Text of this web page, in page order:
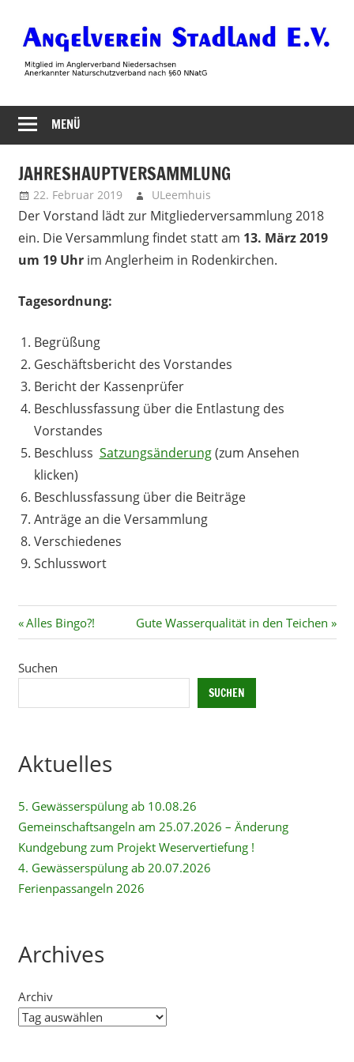
Inhalt
springen
Angelverein
Stadland
MENÜ
JAHRESHAUPTVERSAMMLUNG
22. Februar 2019 ULeemhuis
Der Vorstand lädt zur Mitgliederversammlung 2018
ein. Die Versammlung findet statt am 13. März 2019
um 19 Uhrim Anglerheim in Rodenkirchen.
Tagesordnung:
Begrüßung
Geschäftsbericht des Vorstandes
Bericht der Kassenprüfer
Beschlussfassung über die Entlastung des
Vorstandes
Beschluss Satzungsänderung(zum Ansehen
klicken)
Beschlussfassung über die Beiträge
Anträge an die Versammlung
Verschiedenes
Schlusswort
Beitragsnavigation
Vorheriger
Beitrag:
Alles Bingo?!
Nächster
Beitrag:
Gute Wasserqualität in den Teichen
Suchen
SUCHEN
Aktuelles
5. Gewässerspülung ab 10.08.26
Gemeinschaftsangeln am 25.07.2026 – Änderung
Kundgebung zum Projekt Weservertiefung !
4. Gewässerspülung ab 20.07.2026
Ferienpassangeln 2026
Archives
Archiv